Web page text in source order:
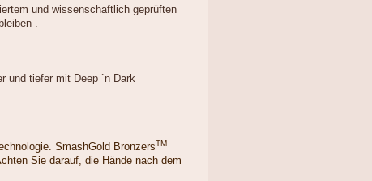
und wissenschaftlich geprüften
.
und tiefer mit Deep `n Dark
SmashGold BronzersTM
Sie darauf, die Hände nach dem